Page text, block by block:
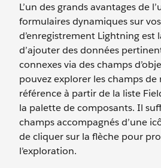
L’un des grands avantages de
formulaires dynamiques sur
d’enregistrement Lightning est
d’ajouter des données
connexes via des champs
pouvez explorer les champs
référence à partir de la liste
la palette de composants. Il
champs accompagnés d’une
de cliquer sur la flèche pour
l’exploration.